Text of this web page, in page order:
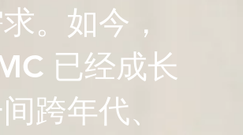
。如今，
已经成长
跨年代、